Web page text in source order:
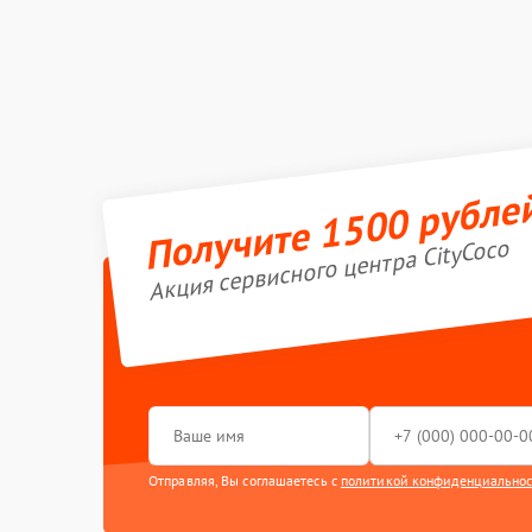
Получите 1500
Акция сервисного центра CityCoco
Отправляя, Вы соглашаетесь с политикой